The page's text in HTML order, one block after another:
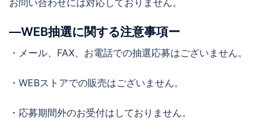
―WEB抽選に関する注意事項ー
・メール、FAX、お電話での抽選応募はございません。
・WEBストアでの販売はございません。
・応募期間外のお受付はしておりません。